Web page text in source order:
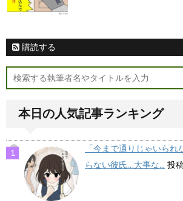
購読する
本日の人気記事ランキング
「今まで通りじゃいら
らない彼氏…大事な... 投